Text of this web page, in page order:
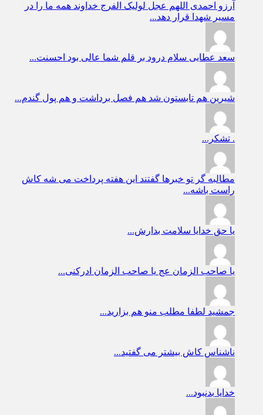
آرزو احمدی اللهم عجل لولیک الفرج خداوند همه ما را در
مسیر شهدا قرار دهد...
سعد عطایی سلام درود بر قلم شما عالی بود احسنت...
شیرین هم تابستون شد هم فصل برداشت و هم پول گندم...
. تشکر...
مطالبه گر تو خبرها گفتند این هفته پرداخت می شه کاش
راست باشه...
یا حق خدایا سلامت بدارش...
یا صاحب الزمان عج یا صاحب الزمان ادرکنی...
جمشید لطفا مطلب منو هم بزارید...
ناشناس کاش بیشتر می گفتید...
خدایا بدنبود...